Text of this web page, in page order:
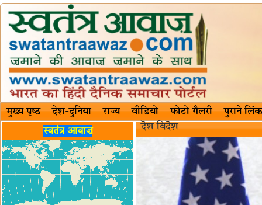
मुख्य पृष्ठ देश-दुनिया राज्य वीडियो फोटो गैलरी पुराने लिंक
स्वतंत्र आवाज़ दॆश‍ विदॆश‌